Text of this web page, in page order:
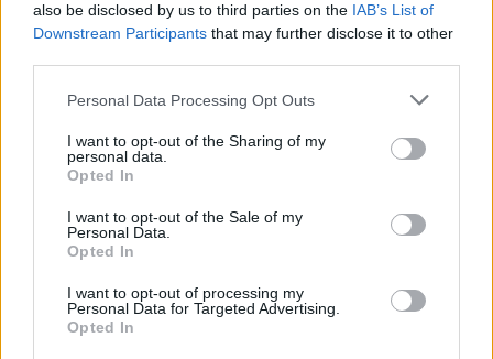
also be disclosed by us to third parties on the IAB’s List of
Downstream Participants that may further disclose it to other
Personal Data Processing Opt Outs
I want to opt-out of the Sharing of my
personal data.
Opted In
I want to opt-out of the Sale of my
Personal Data.
Opted In
I want to opt-out of processing my
Personal Data for Targeted Advertising.
Opted In
ΔΕΙΤΕ ΕΠΙΣΗΣ
ΣΤΗΝ ΙΔΙΑ ΚΑΤΗΓΟΡΙΑ